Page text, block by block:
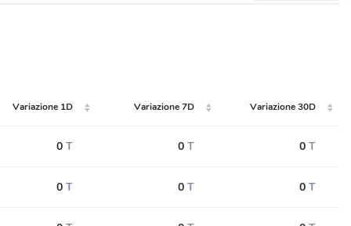
Variazione 1D Variazione 7D Variazione 30D
0 T 0 T 0 T
0 T 0 T 0 T